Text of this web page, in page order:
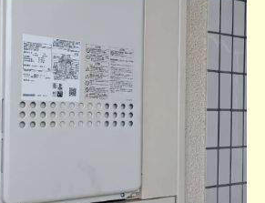
お問い合わせはこちら